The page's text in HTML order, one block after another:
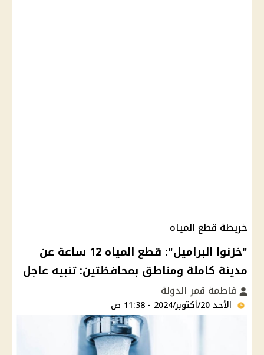
خريطة قطع المياه
"خزنوا البراميل": قطع المياه 12 ساعة عن
مدينة كاملة ومناطق بمحافظتين: تنبيه عاجل
فاطمة قمر الدولة
الأحد 20/أكتوبر/2024 - 11:38 ص